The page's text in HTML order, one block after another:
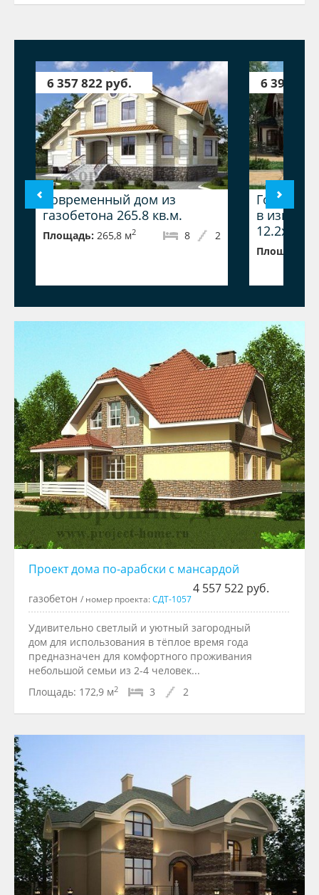
6 357 822 руб.
Современный дом из
газобетона 265.8 кв.м.
Площадь: 265,8 м2 2
8
6 390
в
12.2x19.1
Площадь:
Проект дома по-арабски с мансардой
4 557 522 руб.
газобетон / номер проекта:СДТ-1057
Удивительно светлый и уютный загородный
дом для использования в тёплое время года
предназначен для комфортного проживания
небольшой семьи из 2-4 человек...
Площадь: 172,9 м2 3 2